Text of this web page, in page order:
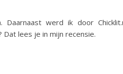
werd ik door
lees je in mijn recensie.